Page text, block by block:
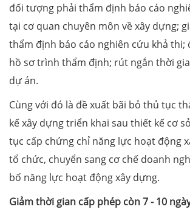
đối tượng phải thẩm định báo cáo
tại cơ quan chuyên môn về xây dựng;
thẩm định báo cáo nghiên cứu khả thi;
hồ sơ trình thẩm định; rút ngắn thời
dự án.
Cùng với đó là đề xuất bãi bỏ thủ tục
kế xây dựng triển khai sau thiết kế cơ
tục cấp chứng chỉ năng lực hoạt động
tổ chức, chuyển sang cơ chế doanh
bố năng lực hoạt động xây dựng.
Giảm thời gian cấp phép còn 7 - 10